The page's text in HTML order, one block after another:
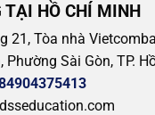
TẠI HỒ CHÍ MINH
21, Tòa nhà
Phường Sài Gòn, TP.